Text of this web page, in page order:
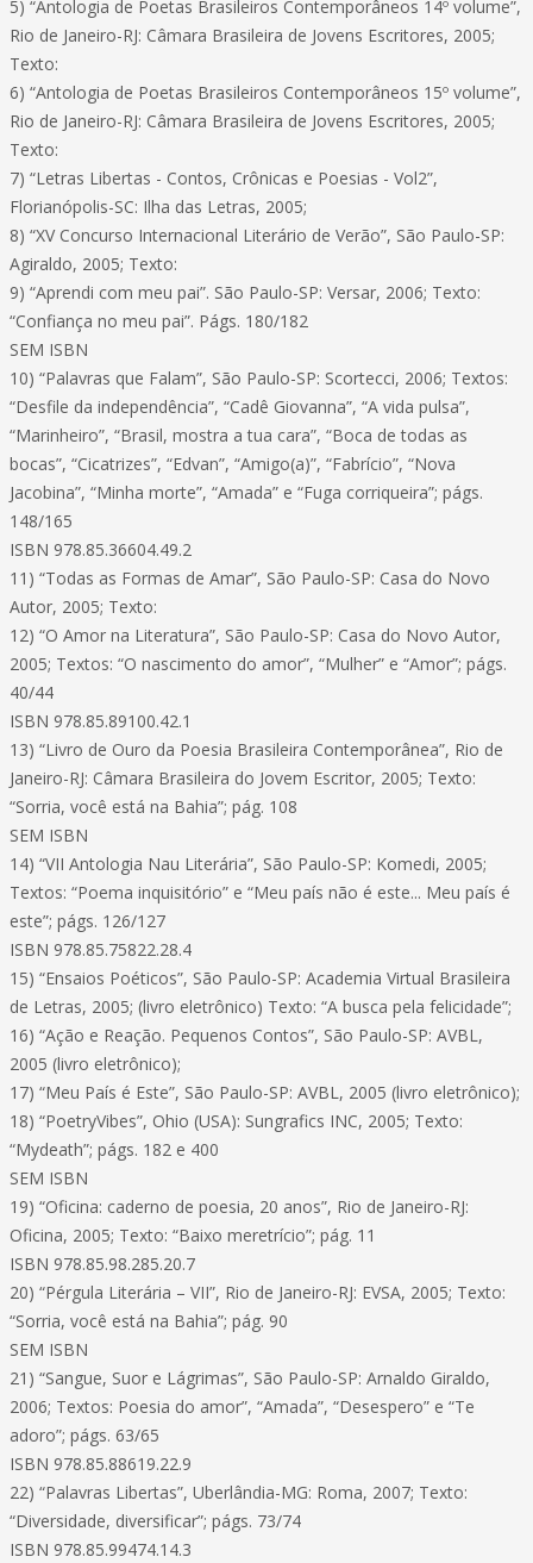
5) “Antologia de Poetas Brasileiros Contemporâneos 14º volume”,
Rio de Janeiro-RJ: Câmara Brasileira de Jovens Escritores, 2005;
Texto:
6) “Antologia de Poetas Brasileiros Contemporâneos 15º volume”,
Rio de Janeiro-RJ: Câmara Brasileira de Jovens Escritores, 2005;
Texto:
7) “Letras Libertas - Contos, Crônicas e Poesias - Vol2”,
Florianópolis-SC: Ilha das Letras, 2005;
8) “XV Concurso Internacional Literário de Verão”, São Paulo-SP:
Agiraldo, 2005; Texto:
9) “Aprendi com meu pai”. São Paulo-SP: Versar, 2006; Texto:
“Confiança no meu pai”. Págs. 180/182
SEM ISBN
10) “Palavras que Falam”, São Paulo-SP: Scortecci, 2006; Textos:
“Desfile da independência”, “Cadê Giovanna”, “A vida pulsa”,
“Marinheiro”, “Brasil, mostra a tua cara”, “Boca de todas as
bocas”, “Cicatrizes”, “Edvan”, “Amigo(a)”, “Fabrício”, “Nova
Jacobina”, “Minha morte”, “Amada” e “Fuga corriqueira”; págs.
148/165
ISBN 978.85.36604.49.2
11) “Todas as Formas de Amar”, São Paulo-SP: Casa do Novo
Autor, 2005; Texto:
12) “O Amor na Literatura”, São Paulo-SP: Casa do Novo Autor,
2005; Textos: “O nascimento do amor”, “Mulher” e “Amor”; págs.
40/44
ISBN 978.85.89100.42.1
13) “Livro de Ouro da Poesia Brasileira Contemporânea”, Rio de
Janeiro-RJ: Câmara Brasileira do Jovem Escritor, 2005; Texto:
“Sorria, você está na Bahia”; pág. 108
SEM ISBN
14) “VII Antologia Nau Literária”, São Paulo-SP: Komedi, 2005;
Textos: “Poema inquisitório” e “Meu país não é este... Meu país é
este”; págs. 126/127
ISBN 978.85.75822.28.4
15) “Ensaios Poéticos”, São Paulo-SP: Academia Virtual Brasileira
de Letras, 2005; (livro eletrônico) Texto: “A busca pela felicidade”;
16) “Ação e Reação. Pequenos Contos”, São Paulo-SP: AVBL,
2005 (livro eletrônico);
17) “Meu País é Este”, São Paulo-SP: AVBL, 2005 (livro eletrônico);
18) “PoetryVibes”, Ohio (USA): Sungrafics INC, 2005; Texto:
“Mydeath”; págs. 182 e 400
SEM ISBN
19) “Oficina: caderno de poesia, 20 anos”, Rio de Janeiro-RJ:
Oficina, 2005; Texto: “Baixo meretrício”; pág. 11
ISBN 978.85.98.285.20.7
20) “Pérgula Literária – VII”, Rio de Janeiro-RJ: EVSA, 2005; Texto:
“Sorria, você está na Bahia”; pág. 90
SEM ISBN
21) “Sangue, Suor e Lágrimas”, São Paulo-SP: Arnaldo Giraldo,
2006; Textos: Poesia do amor”, “Amada”, “Desespero” e “Te
adoro”; págs. 63/65
ISBN 978.85.88619.22.9
22) “Palavras Libertas”, Uberlândia-MG: Roma, 2007; Texto:
“Diversidade, diversificar”; págs. 73/74
ISBN 978.85.99474.14.3